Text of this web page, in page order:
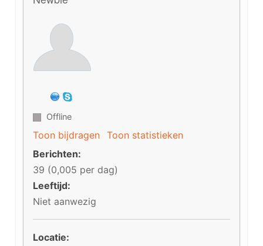
Offline
Toon bijdragen Toon statistieken
Berichten:
39 (0,005 per dag)
Leeftijd:
Niet aanwezig
Locatie: